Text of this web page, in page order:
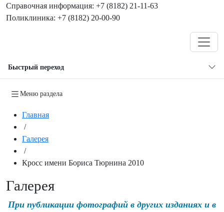
Справочная информация: +7 (8182) 21-11-63
Поликлиника: +7 (8182) 20-00-90
Быстрый переход
Меню раздела
Главная
/
Галерея
/
Кросс имени Бориса Тюрнина 2010
Галерея
При публикации фотографий в других изданиях и в